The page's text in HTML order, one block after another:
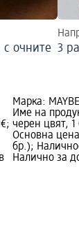
с очните 3
Марка:
Име на
черен цвят,
Основна
бр.);
Налично за